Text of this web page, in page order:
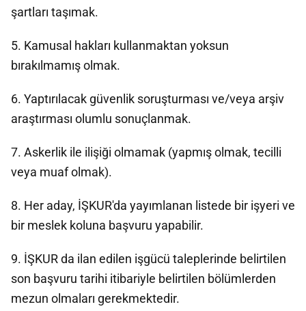
şartları taşımak.
5. Kamusal hakları kullanmaktan yoksun
bırakılmamış olmak.
6. Yaptırılacak güvenlik soruşturması ve/veya arşiv
araştırması olumlu sonuçlanmak.
7. Askerlik ile ilişiği olmamak (yapmış olmak, tecilli
veya muaf olmak).
8. Her aday, İŞKUR'da yayımlanan listede bir işyeri ve
bir meslek koluna başvuru yapabilir.
9. İŞKUR da ilan edilen işgücü taleplerinde belirtilen
son başvuru tarihi itibariyle belirtilen bölümlerden
mezun olmaları gerekmektedir.